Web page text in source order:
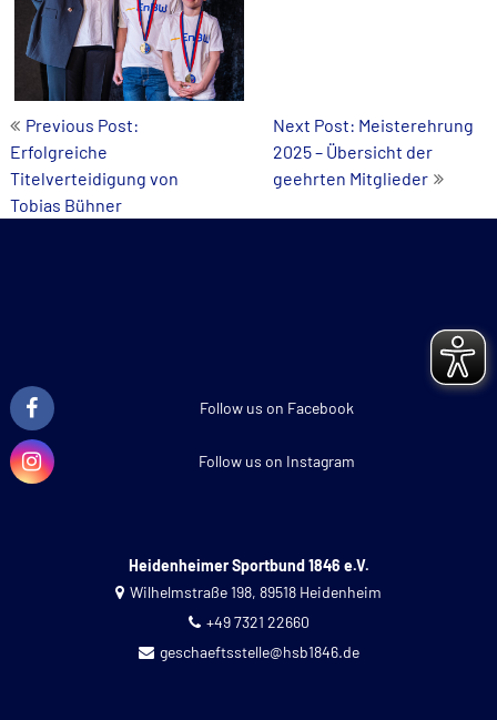
Beitrags-
Navigation
Previous Post:
Erfolgreiche
Titelverteidigung von
Tobias Bühner
Next Post: Meisterehrung
2025 – Übersicht der
geehrten Mitglieder
Follow us on Facebook
Follow us on Instagram
Heidenheimer Sportbund 1846 e.V.
Wilhelmstraße 198, 89518 Heidenheim
+49 7321 22660
geschaeftsstelle@hsb1846.de